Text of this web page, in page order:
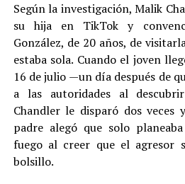
Según la investigación, Malik
su hija en TikTok y
González, de 20 años, de
estaba sola. Cuando el joven
16 de julio —un día después de
a las autoridades al
Chandler le disparó dos
padre alegó que solo
fuego al creer que el agresor
bolsillo.